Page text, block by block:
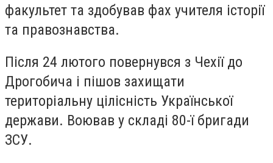
факультет та здобував фах учителя історії
та правознавства.
Після 24 лютого повернувся з Чехії до
Дрогобича і пішов захищати
територіальну цілісність Української
держави. Воював у складі 80-ї бригади
ЗСУ.